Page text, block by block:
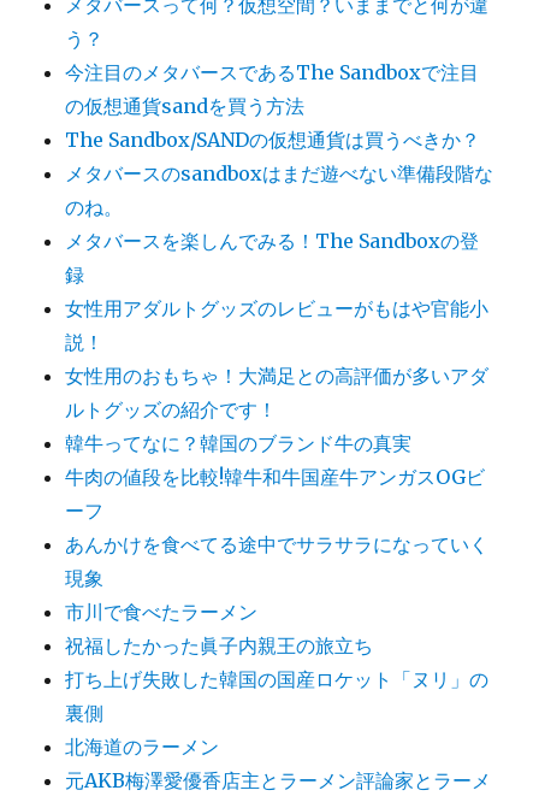
う？
今注目のメタバースであるThe Sandboxで注目
の仮想通貨sandを買う方法
The Sandbox/SANDの仮想通貨は買うべきか？
メタバースのsandboxはまだ遊べない準備段階な
のね。
メタバースを楽しんでみる！The Sandboxの登
録
女性用アダルトグッズのレビューがもはや官能小
説！
女性用のおもちゃ！大満足との高評価が多いアダ
ルトグッズの紹介です！
韓牛ってなに？韓国のブランド牛の真実
牛肉の値段を比較!韓牛和牛国産牛アンガスOGビ
ーフ
あんかけを食べてる途中でサラサラになっていく
現象
市川で食べたラーメン
祝福したかった眞子内親王の旅立ち
打ち上げ失敗した韓国の国産ロケット「ヌリ」の
裏側
北海道のラーメン
元AKB梅澤愛優香店主とラーメン評論家とラーメ